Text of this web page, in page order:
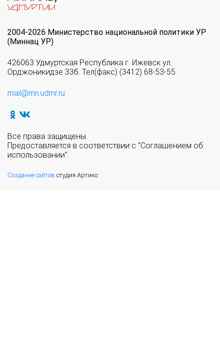
2004-2026 Министерство национальной политики УР
(Миннац УР)
426063 Удмуртская Республика г. Ижевск ул.
Орджоникидзе 33б. Тел(факс) (3412) 68-53-55
mail@mn.udmr.ru
Все права защищены.
Предоставляется в соответствии с "Соглашением об
использовании".
Создание сайтов студия Артико